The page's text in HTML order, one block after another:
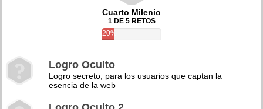
Cuarto Milenio
1 DE 5 RETOS
20%
Logro Oculto
Logro secreto, para los usuarios que captan la
esencia de la web